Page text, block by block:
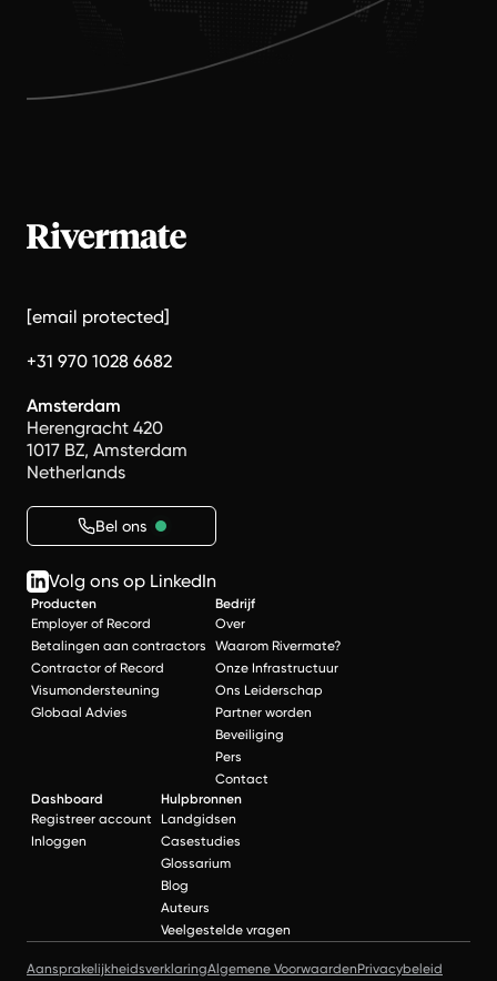
[email protected]
+31 970 1028 6682
Amsterdam
Herengracht 420
1017 BZ, Amsterdam
Netherlands
Bel ons
Volg ons op LinkedIn
Producten
Employer of Record
Betalingen aan contractors
Contractor of Record
Visumondersteuning
Globaal Advies
Bedrijf
Over
Waarom Rivermate?
Onze Infrastructuur
Ons Leiderschap
Partner worden
Beveiliging
Pers
Contact
Dashboard
Registreer account
Inloggen
Hulpbronnen
Landgidsen
Casestudies
Glossarium
Blog
Auteurs
Veelgestelde vragen
AansprakelijkheidsverklaringAlgemene VoorwaardenPrivacybeleid